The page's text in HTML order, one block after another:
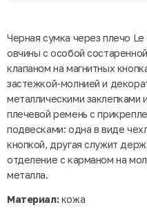
Черная сумка через плечо Le
овчины с особой
клапаном на магнитных
застежкой-молнией и
металлическими заклепками
плечевой ремень с
подвесками: одна в виде
кнопкой, другая служит
отделение с карманом на
металла.
Материал:кожа